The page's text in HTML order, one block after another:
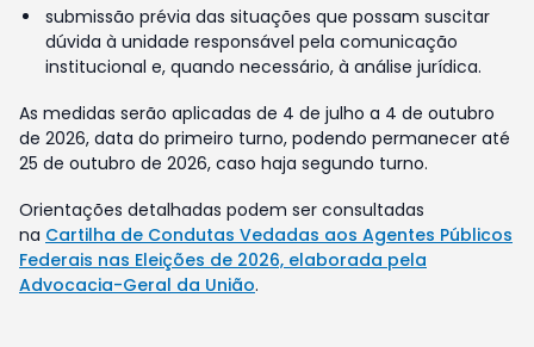
submissão prévia das situações que possam suscitar
dúvida à unidade responsável pela comunicação
institucional e, quando necessário, à análise jurídica.
As medidas serão aplicadas de 4 de julho a 4 de outubro
de 2026, data do primeiro turno, podendo permanecer até
25 de outubro de 2026, caso haja segundo turno.
Orientações detalhadas podem ser consultadas
na Cartilha de Condutas Vedadas aos Agentes Públicos
Federais nas Eleições de 2026, elaborada pela
Advocacia-Geral da União.